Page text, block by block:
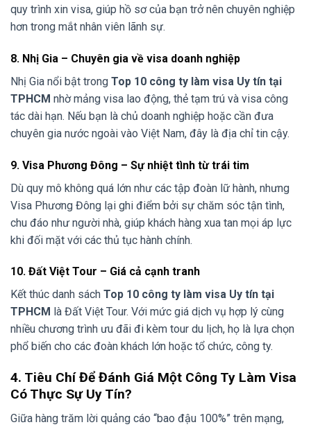
quy trình xin visa, giúp hồ sơ của bạn trở nên chuyên nghiệp
hơn trong mắt nhân viên lãnh sự.
8. Nhị Gia – Chuyên gia về visa doanh nghiệp
Nhị Gia nổi bật trong Top 10 công ty làm visa Uy tín tại
TPHCM nhờ mảng visa lao động, thẻ tạm trú và visa công
tác dài hạn. Nếu bạn là chủ doanh nghiệp hoặc cần đưa
chuyên gia nước ngoài vào Việt Nam, đây là địa chỉ tin cậy.
9. Visa Phương Đông – Sự nhiệt tình từ trái tim
Dù quy mô không quá lớn như các tập đoàn lữ hành, nhưng
Visa Phương Đông lại ghi điểm bởi sự chăm sóc tận tình,
chu đáo như người nhà, giúp khách hàng xua tan mọi áp lực
khi đối mặt với các thủ tục hành chính.
10. Đất Việt Tour – Giá cả cạnh tranh
Kết thúc danh sách Top 10 công ty làm visa Uy tín tại
TPHCM là Đất Việt Tour. Với mức giá dịch vụ hợp lý cùng
nhiều chương trình ưu đãi đi kèm tour du lịch, họ là lựa chọn
phổ biến cho các đoàn khách lớn hoặc tổ chức, công ty.
4. Tiêu Chí Để Đánh Giá Một Công Ty Làm Visa
Có Thực Sự Uy Tín?
Giữa hàng trăm lời quảng cáo “bao đậu 100%” trên mạng,